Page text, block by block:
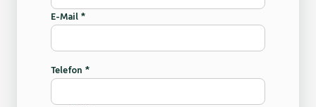
E-Mail *
Telefon *